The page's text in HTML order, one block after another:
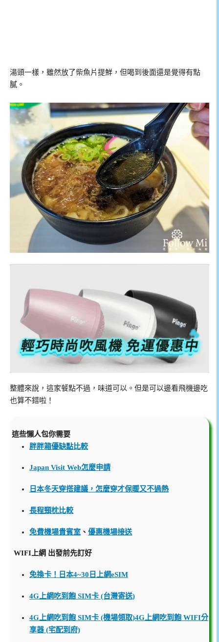
湯頭一樣，雖然放了柴魚片提鮮，但喝到後面還是覺得有點
膩。
整體來說，這家餐點不過，味道可以。但是可以邊看飛機邊吃
也算不錯啦！
這些懶人包你需要
胖胖箱優缺點比較
Japan Visit Web怎麼申請
日本冬天穿搭建議，怎麼穿才保暖又不過熱
長程頸枕比較
免費機場貴賓室 、 優惠機場接送
WIFI上網 出發前先訂好
免換卡！日本4~30日上網eSIM
4G上網吃到飽 SIM卡 (台灣寄送)
4G上網吃到飽 SIM卡 (機場領取)4G上網吃到飽 WIFI分
享器 (宅配到府)